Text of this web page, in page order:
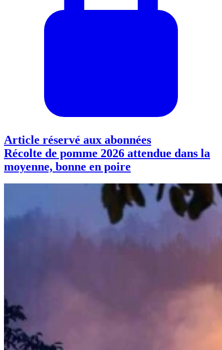
Article réservé aux abonnées
Récolte de pomme 2026 attendue dans la
moyenne, bonne en poire